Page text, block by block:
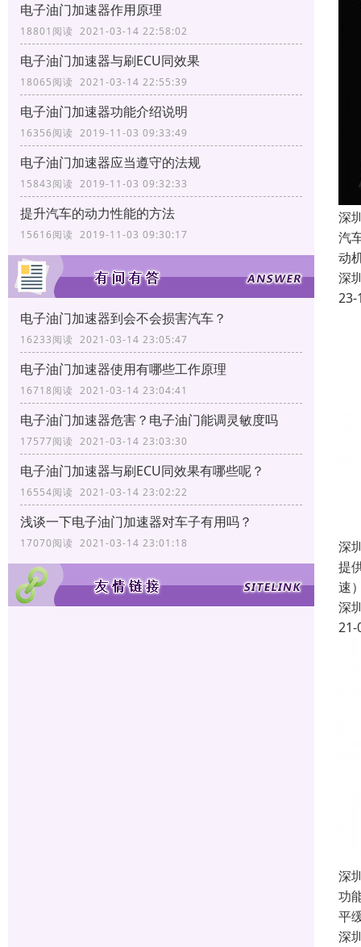
电子油门加速器作用原理
18801阅读 2021-03-14 22:58:02
电子油门加速器与刷ECU同效果
18065阅读 2021-03-14 22:55:39
电子油门加速器功能介绍说明
16356阅读 2019-11-03 09:33:49
电子油门加速器应当遵守的法规
15843阅读 2019-11-03 09:32:33
提升汽车的动力性能的方法
15616阅读 2019-11-03 09:30:17
电子油门加速器到会不会损害汽车？
16233阅读 2021-03-14 23:05:47
电子油门加速器使用有哪些工作原理
16718阅读 2021-03-14 23:04:41
电子油门加速器危害？电子油门能调灵敏度吗
17577阅读 2021-03-14 23:03:30
电子油门加速器与刷ECU同效果有哪些呢？
16554阅读 2021-03-14 23:02:22
浅谈一下电子油门加速器对车子有用吗？
17070阅读 2021-03-14 23:01:18
深
汽
动
深
23-
深
提
速
深
21-
深
功
平
深